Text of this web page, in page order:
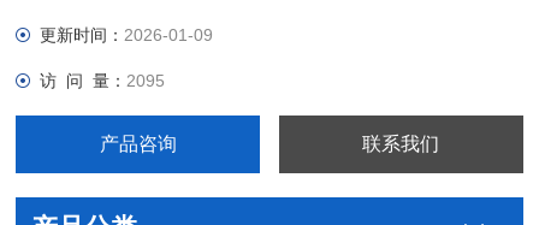
更新时间： 2026-01-09
访 问 量： 2095
产品咨询 联系我们